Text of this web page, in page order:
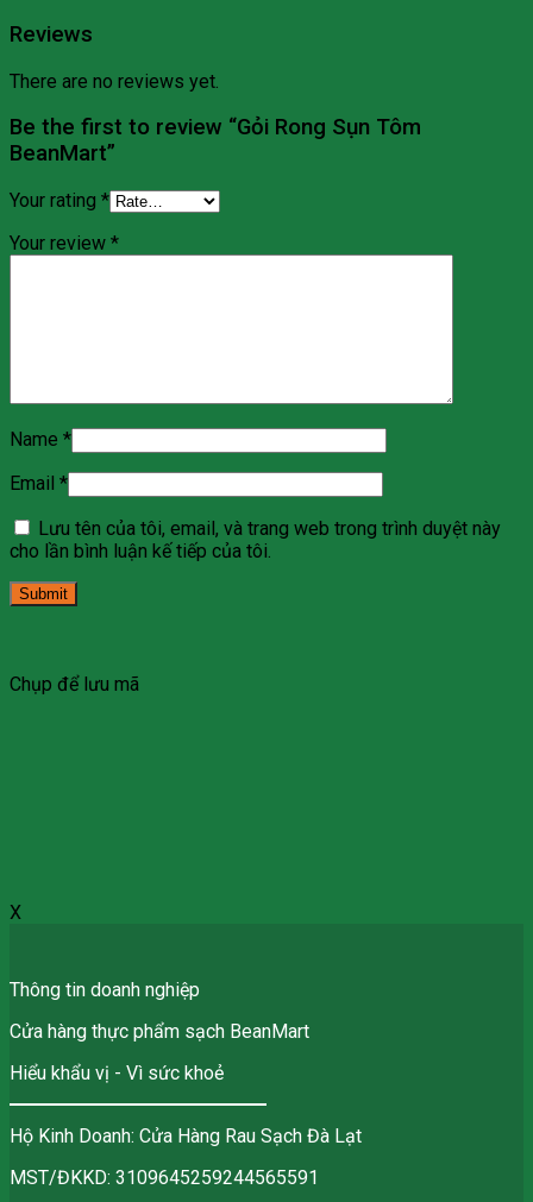
Reviews
There are no reviews yet.
Be the first to review “Gỏi Rong Sụn Tôm
BeanMart”
Your rating *
Your review *
Name *
Email *
Lưu tên của tôi, email, và trang web trong trình duyệt này
cho lần bình luận kế tiếp của tôi.
Chụp để lưu mã
X
Thông tin doanh nghiệp
Cửa hàng thực phẩm sạch BeanMart
Hiểu khẩu vị - Vì sức khoẻ
Hộ Kinh Doanh: Cửa Hàng Rau Sạch Đà Lạt
MST/ĐKKD: 3109645259244565591